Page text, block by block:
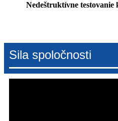
Nedeštruktívne
Sila spoločnosti